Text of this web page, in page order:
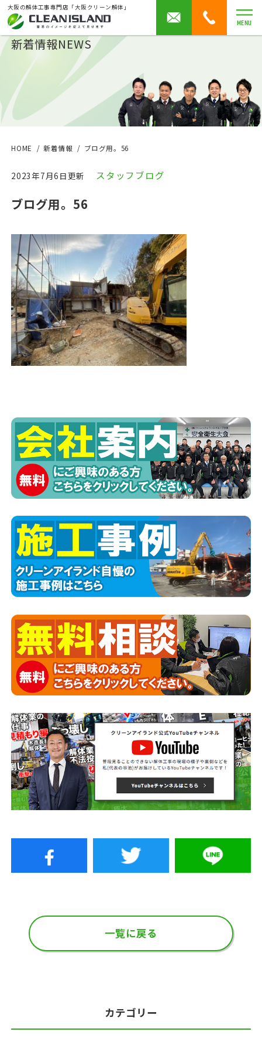
大阪の解体工事専門店「大阪クリーン解体」
MENU
新着情報NEWS
HOME 新着情報 ブログ用。56
2023年7月6日更新 スタッフブログ
ブログ用。56
一覧に戻る
カテゴリー